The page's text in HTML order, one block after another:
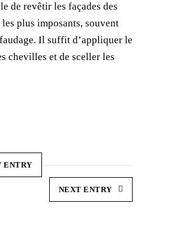
de revêtir les façades des
plus imposants, souvent
Il suffit d’appliquer le
chevilles et de sceller les
ENTRY
NEXT ENTRY